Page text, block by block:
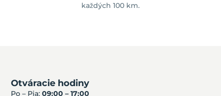
každých 100 km.
Otváracie hodiny
Po – Pia:09:00 – 17:00